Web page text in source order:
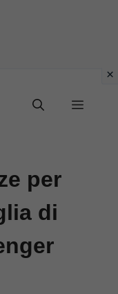
Menu
per
di